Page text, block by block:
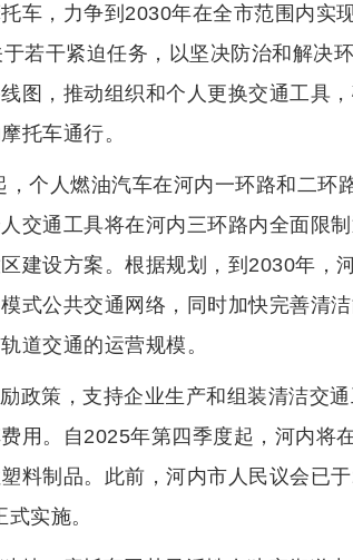
车，力争到2030年在全市范围内实
若干紧迫任务，以坚决防治和解决
图，推动组织和个人更换交通工具
托车通行。
个人燃油汽车在河内一环路和二环
交通工具将在河内三环路内全面限
建设方案。根据规划，到2030年，
式公共交通网络，同时加快完善清
道交通的运营规模。
政策，支持企业生产和组装清洁交
用。自2025年第四季度起，河内将
料制品。此前，河内市人民议会已
实施。